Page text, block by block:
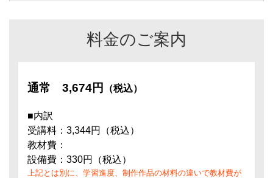
料金のご案内
通常 3,674円 （税込）
■内訳
受講料：3,344円（税込）
教材費：
設備費：330円（税込）
上記とは別に、学習進度、制作作品の材料の違いで教材費が